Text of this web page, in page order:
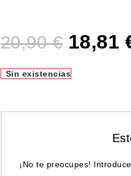
20,90€ 18,81
Sin existencias
¡No te preocupes!